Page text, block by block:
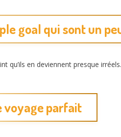
goal qui sont un
en deviennent presque
voyage parfait